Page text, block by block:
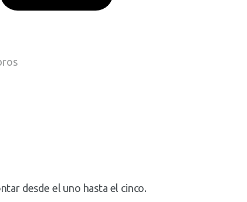
desde el uno hasta el cinco.